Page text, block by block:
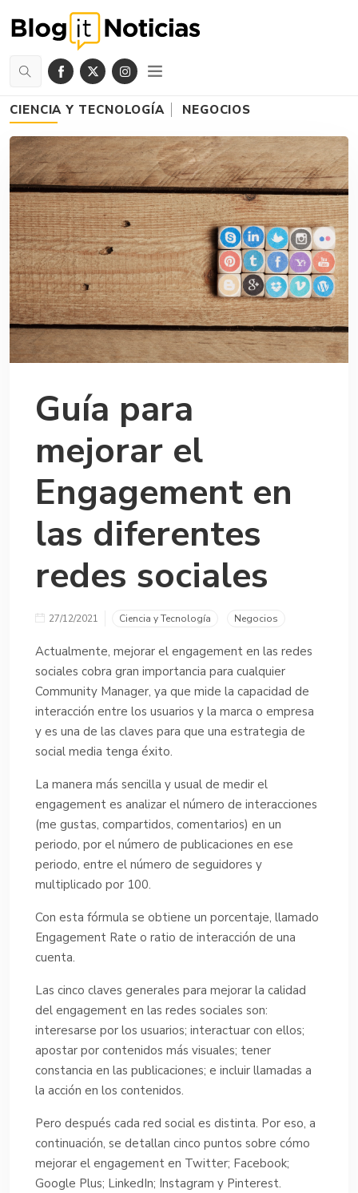
CIENCIA Y TECNOLOGÍA NEGOCIOS
Guía para
mejorar el
Engagement en
las diferentes
redes sociales
27/12/2021 Ciencia y Tecnología Negocios
Actualmente, mejorar el engagement en las redes
sociales cobra gran importancia para cualquier
Community Manager, ya que mide la capacidad de
interacción entre los usuarios y la marca o empresa
y es una de las claves para que una estrategia de
social media tenga éxito.
La manera más sencilla y usual de medir el
engagement es analizar el número de interacciones
(me gustas, compartidos, comentarios) en un
periodo, por el número de publicaciones en ese
periodo, entre el número de seguidores y
multiplicado por 100.
Con esta fórmula se obtiene un porcentaje, llamado
Engagement Rate o ratio de interacción de una
cuenta.
Las cinco claves generales para mejorar la calidad
del engagement en las redes sociales son:
interesarse por los usuarios; interactuar con ellos;
apostar por contenidos más visuales; tener
constancia en las publicaciones; e incluir llamadas a
la acción en los contenidos.
Pero después cada red social es distinta. Por eso, a
continuación, se detallan cinco puntos sobre cómo
mejorar el engagement en Twitter; Facebook;
Google Plus; LinkedIn; Instagram y Pinterest.